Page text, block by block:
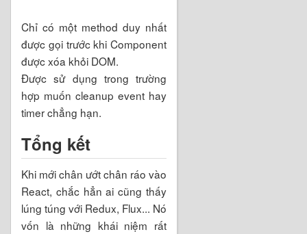
Chỉ có một method duy nhất
được gọi trước khi Component
được xóa khỏi DOM.
Được sử dụng trong trường
hợp muốn cleanup event hay
timer chẳng hạn.
Tổng kết
Khi mới chân ướt chân ráo vào
React, chắc hẳn ai cũng thấy
lúng túng với Redux, Flux... Nó
vốn là những khái niệm rất